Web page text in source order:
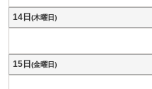
14日 (木曜日)
15日 (金曜日)